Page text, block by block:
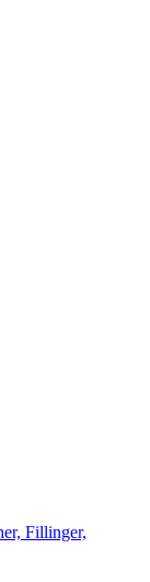
Fillinger,